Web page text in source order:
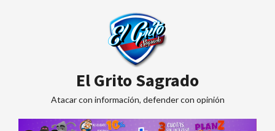
El Grito Sagrado
Atacar con información, defender con opinión